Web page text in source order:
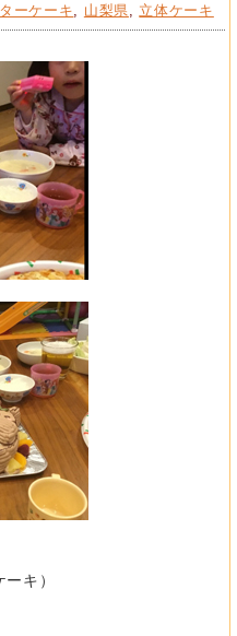
ーケーキ 山梨県 立体ケーキ
キ）